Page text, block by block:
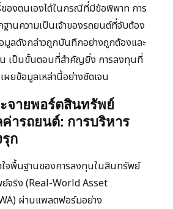
องตนเองได้ในกรณีที่มีข้อพิพาท การ
านความเป็นเจ้าของรถยนต์ที่จับต้อง
มูลดังกล่าวถูกบันทึกอย่างถูกต้องและ
เป็นขั้นตอนที่สำคัญยิ่ง การลงทุนที่
ผยข้อมูลเหล่านี้อย่างชัดเจน
จายพอร์ตสินทรัพย์
ารถยนต์: การบริหาร
รุก
จพื้นฐานของการลงทุนในสินทรัพย์
จริง (Real-World Asset
ผ่านแพลตฟอร์มอย่าง